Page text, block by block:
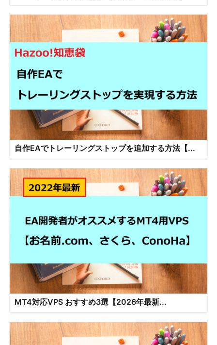
自作EAでトレーリングストップを追加する方法【...
MT4対応VPS おすすめ3選【2026年最新...